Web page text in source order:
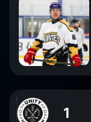
1